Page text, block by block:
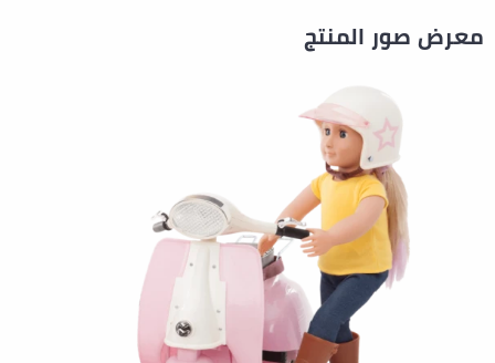
مهارات العناية والتعاطف واستكشاف
الأناقة الليلية من لولا بيبي
معرض صور المنتج